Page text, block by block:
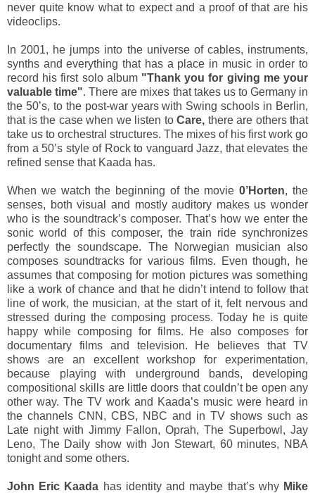
never quite know what to expect and a proof of that are his
videoclips.
In 2001, he jumps into the universe of cables, instruments,
synths and everything that has a place in music in order to
record his first solo album "Thank you for giving me your
valuable time". There are mixes that takes us to Germany in
the 50’s, to the post-war years with Swing schools in Berlin,
that is the case when we listen to Care, there are others that
take us to orchestral structures. The mixes of his first work go
from a 50’s style of Rock to vanguard Jazz, that elevates the
refined sense that Kaada has.
When we watch the beginning of the movie0’Horten, the
senses, both visual and mostly auditory makes us wonder
who is the soundtrack’s composer. That’s how we enter the
sonic world of this composer, the train ride synchronizes
perfectly the soundscape. The Norwegian musician also
composes soundtracks for various films. Even though, he
assumes that composing for motion pictures was something
like a work of chance and that he didn’t intend to follow that
line of work, the musician, at the start of it, felt nervous and
stressed during the composing process. Today he is quite
happy while composing for films. He also composes for
documentary films and television. He believes that TV
shows are an excellent workshop for experimentation,
because playing with underground bands, developing
compositional skills are little doors that couldn’t be open any
other way. The TV work and Kaada’s music were heard in
the channels CNN, CBS, NBC and in TV shows such as
Late night with Jimmy Fallon, Oprah, The Superbowl, Jay
Leno, The Daily show with Jon Stewart, 60 minutes, NBA
tonight and some others.
John Eric Kaada has identity and maybe that’s why Mike